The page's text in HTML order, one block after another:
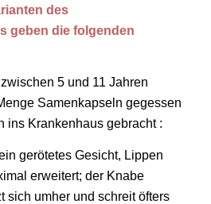
des
geben die folgenden
5 und 11 Jahren
Samenkapseln gegessen
ins Krankenhaus gebracht :
gerötetes Gesicht, Lippen
erweitert; der Knabe
sich umher und schreit öfters